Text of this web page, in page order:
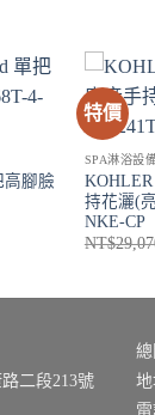
高腳臉
特價
SPA淋浴設
持花灑(
NKE-CP
NT$
二段213號
電